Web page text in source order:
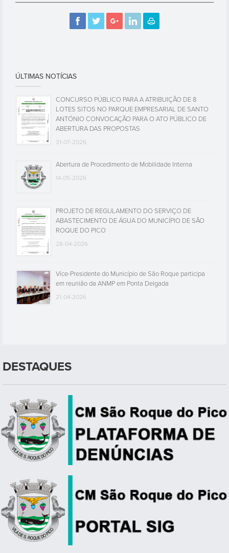
ÚLTIMAS NOTÍCIAS
CONCURSO PÚBLICO PARA A ATRIBUIÇÃO DE 8
LOTES SITOS NO PARQUE EMPRESARIAL DE SANTO
ANTÓNIO CONVOCAÇÃO PARA O ATO PÚBLICO DE
ABERTURA DAS PROPOSTAS
31-07-2026
Abertura de Procedimento de Mobilidade Interna
14-05-2026
PROJETO DE REGULAMENTO DO SERVIÇO DE
ABASTECIMENTO DE ÁGUA DO MUNICÍPIO DE SÃO
ROQUE DO PICO
28-04-2026
Vice-Presidente do Município de São Roque participa
em reunião da ANMP em Ponta Delgada
21-04-2026
DESTAQUES